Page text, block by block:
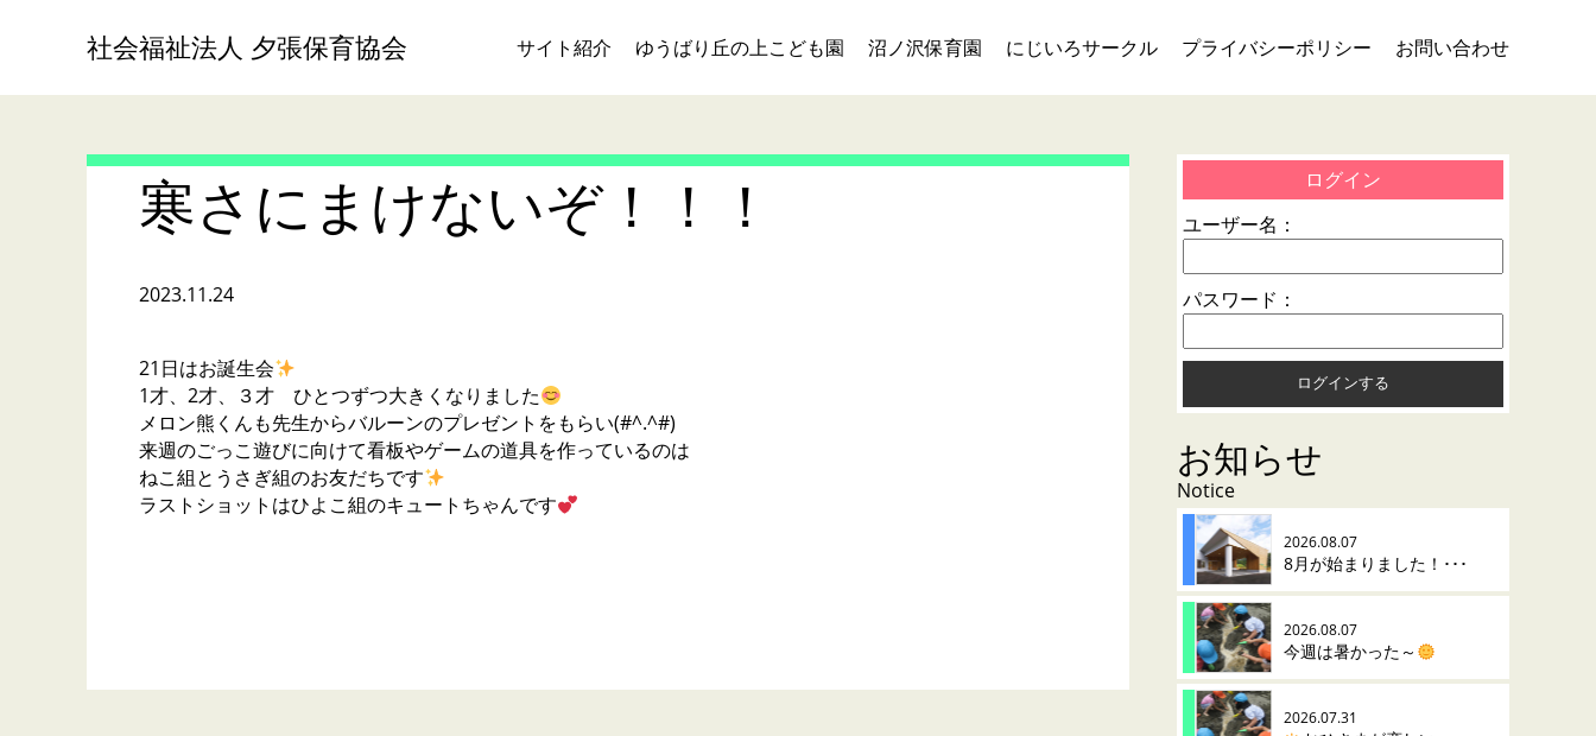
社会福祉法人 夕張保育協会 サイト紹介 ゆうばり丘の上こども園 沼ノ沢保育園 にじいろサークル プライバシーポリシー お問い合わせ
寒さにまけないぞ！！！
2023.11.24
21日はお誕生会
1才、2才、３才 ひとつずつ大きくなりました
メロン熊くんも先生からバルーンのプレゼントをもらい(#^.^#)
来週のごっこ遊びに向けて看板やゲームの道具を作っているのは
ねこ組とうさぎ組のお友だちです
ラストショットはひよこ組のキュートちゃんです
ログイン
ユーザー名：
パスワード：
お知らせ
Notice
2026.08.07
8月が始まりました！･･･
2026.08.07
今週は暑かった～
2026.07.31